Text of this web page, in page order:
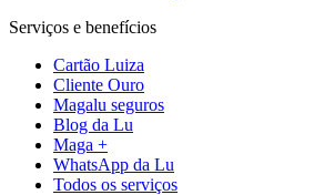
Serviços e benefícios
Cartão Luiza
Cliente Ouro
Magalu seguros
Blog da Lu
Maga +
WhatsApp da Lu
Todos os serviços